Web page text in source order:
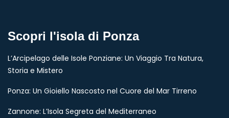
Scopri l'isola di Ponza
L’Arcipelago delle Isole Ponziane: Un Viaggio Tra Natura,
Storia e Mistero
Ponza: Un Gioiello Nascosto nel Cuore del Mar Tirreno
Zannone: L’Isola Segreta del Mediterraneo